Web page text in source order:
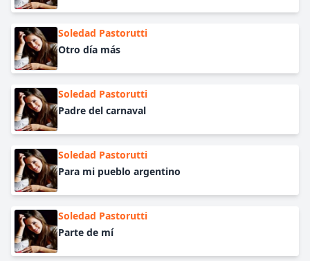
Soledad Pastorutti
Otro día más
Soledad Pastorutti
Padre del carnaval
Soledad Pastorutti
Para mi pueblo argentino
Soledad Pastorutti
Parte de mí